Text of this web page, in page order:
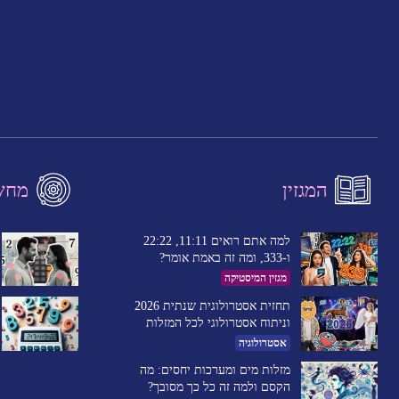
המגזין
למה אתם רואים 11:11, 22:22
ו-333, ומה זה באמת אומר?
מגזין המיסטיקה
תחזית אסטרולוגית שנתית 2026
וניתוח אסטרולוגי לכל המזלות
אסטרולוגיה
מזלות מים ומערכות יחסים: מה
הקסם ולמה זה כל כך מסובך?